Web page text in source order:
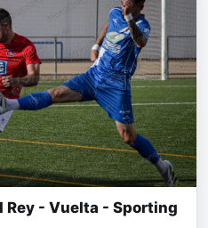
Rey - Vuelta - Sporting